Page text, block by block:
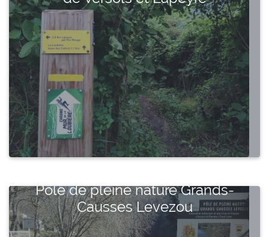
Pôle de pleine nature Grands-
Causses Levezou